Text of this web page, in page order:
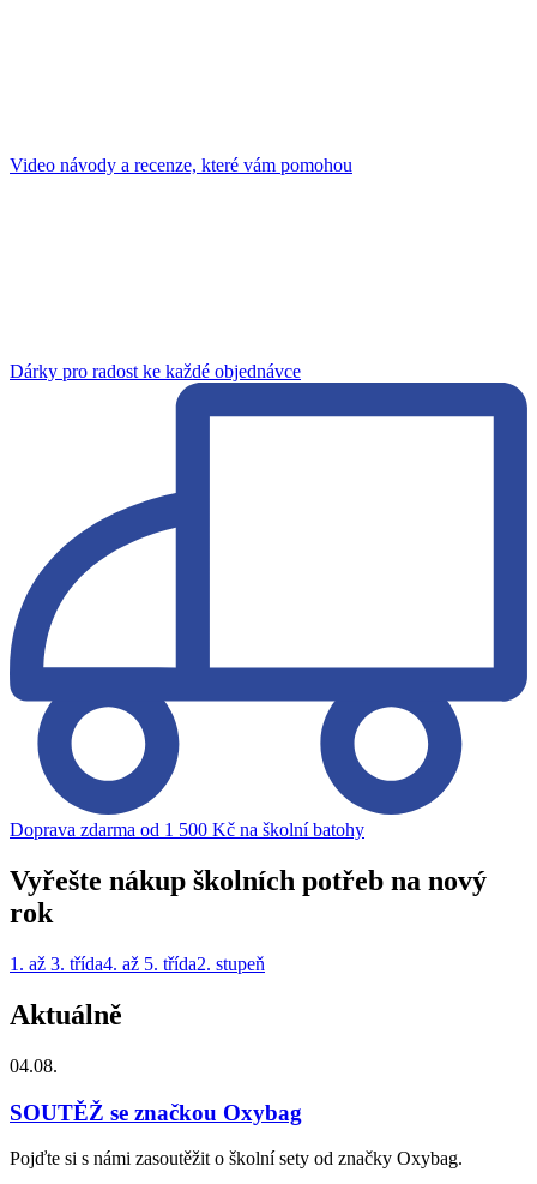
Video návody a recenze, které vám pomohou
Dárky pro radost ke každé objednávce
Doprava zdarma od 1 500 Kč na školní batohy
Vyřešte nákup školních potřeb na nový
rok
1. až 3. třída4. až 5. třída2. stupeň
Aktuálně
04.08.
SOUTĚŽ se značkou Oxybag
Pojďte si s námi zasoutěžit o školní sety od značky Oxybag.